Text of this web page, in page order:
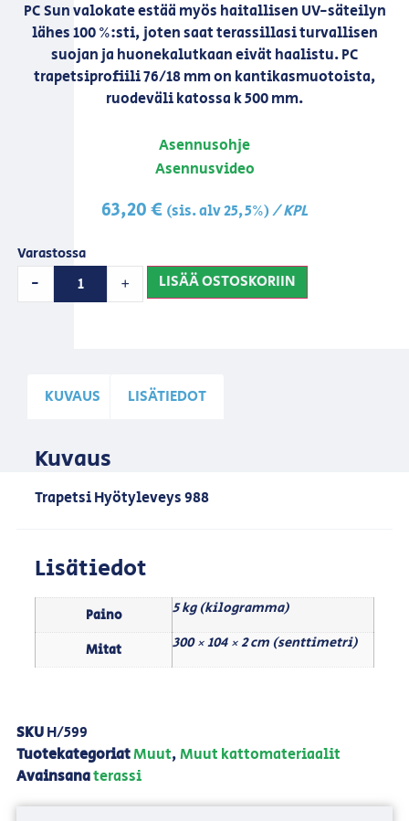
PC Sun valokate estää myös haitallisen UV-säteilyn
lähes 100 %:sti, joten saat terassillasi turvallisen
suojan ja huonekalutkaan eivät haalistu. PC
trapetsiprofiili 76/18 mm on kantikasmuotoista,
ruodeväli katossa k 500 mm.
Asennusohje
Asennusvideo
63,20€ (sis. alv 25,5%)/ KPL
Varastossa
- + LISÄÄ OSTOSKORIIN
KUVAUS LISÄTIEDOT
Kuvaus
Trapetsi Hyötyleveys 988
Lisätiedot
Paino 5 kg (kilogramma)
Mitat 300 × 104 × 2 cm (senttimetri)
SKUH/599
TuotekategoriatMuut,Muut kattomateriaalit
Avainsanaterassi